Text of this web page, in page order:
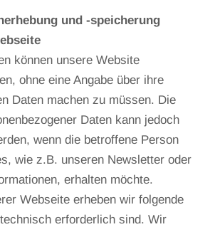
und -speicherung
können unsere Website
ohne eine Angabe über ihre
Daten machen zu müssen. Die
Daten kann jedoch
wenn die betroffene Person
wie z.B. unseren Newsletter oder
erhalten möchte.
Webseite erheben wir folgende
erforderlich sind. Wir